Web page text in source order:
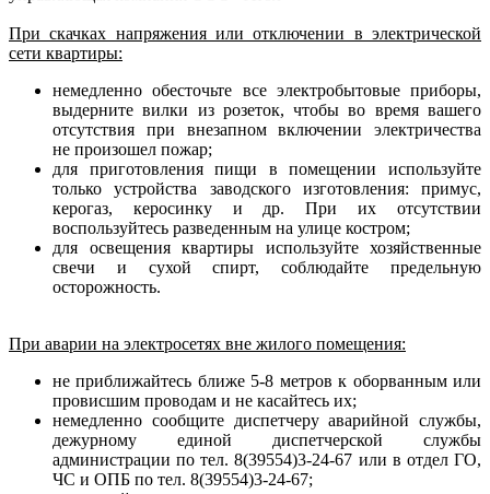
При скачках напряжения или отключении в электрической
сети квартиры:
немедленно обесточьте все электробытовые приборы,
выдерните вилки из розеток, чтобы во время вашего
отсутствия при внезапном включении электричества
не произошел пожар;
для приготовления пищи в помещении используйте
только устройства заводского изготовления: примус,
керогаз, керосинку и др. При их отсутствии
воспользуйтесь разведенным на улице костром;
для освещения квартиры используйте хозяйственные
свечи и сухой спирт, соблюдайте предельную
осторожность.
При аварии на электросетях вне жилого помещения:
не приближайтесь ближе 5-8 метров к оборванным или
провисшим проводам и не касайтесь их;
немедленно сообщите диспетчеру аварийной службы,
дежурному единой диспетчерской службы
администрации по тел. 8(39554)3-24-67 или в отдел ГО,
ЧС и ОПБ по тел. 8(39554)3-24-67;